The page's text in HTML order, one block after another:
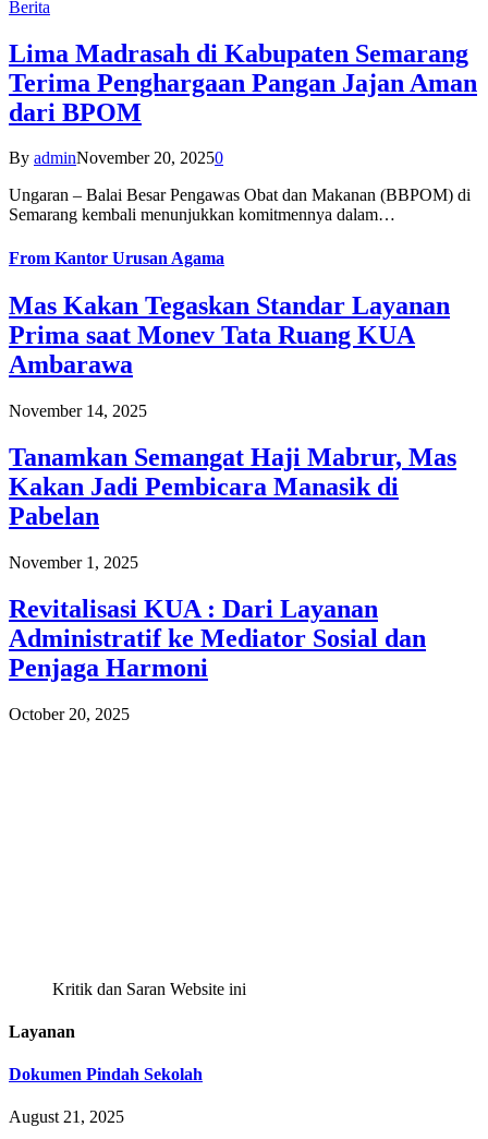
Berita
Lima Madrasah di Kabupaten Semarang
Terima Penghargaan Pangan Jajan Aman
dari BPOM
By adminNovember 20, 20250
Ungaran – Balai Besar Pengawas Obat dan Makanan (BBPOM) di
Semarang kembali menunjukkan komitmennya dalam…
From Kantor Urusan Agama
Mas Kakan Tegaskan Standar Layanan
Prima saat Monev Tata Ruang KUA
Ambarawa
November 14, 2025
Tanamkan Semangat Haji Mabrur, Mas
Kakan Jadi Pembicara Manasik di
Pabelan
November 1, 2025
Revitalisasi KUA : Dari Layanan
Administratif ke Mediator Sosial dan
Penjaga Harmoni
October 20, 2025
Kritik dan Saran Website ini
Layanan
Dokumen Pindah Sekolah
August 21, 2025